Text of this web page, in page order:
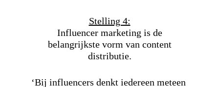
Stelling 4:
Influencer marketing is de
belangrijkste vorm van content
distributie.
‘Bij influencers denkt iedereen meteen